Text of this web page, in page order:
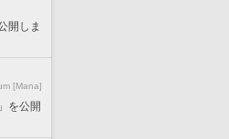
開しま
[Mana]
を公開